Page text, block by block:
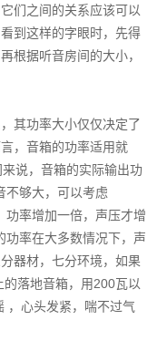
们之间的关系应该可以
到这样的字眼时，先得
根据听音房间的大小，
其功率大小仅仅决定了
，音箱的功率适用就
说，音箱的实际输出功
不够大，可以考虑
率增加一倍，声压才增
率在大多数情况下，声
器材，七分环境，如果
落地音箱，用200瓦以
，心头发紧，喘不过气